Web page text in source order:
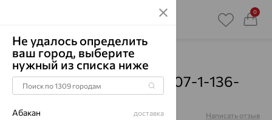
0
Главная Каталог Броши Корунд
Брошь, золото, корунд, 07-1-136-
1600-012
Артикул: Написать отзыв
Не удалось определить
ваш город, выберите
нужный из списка ниже
Абакан доставка